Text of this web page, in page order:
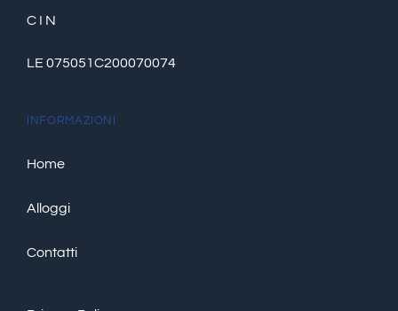
C I N
LE 075051C200070074
INFORMAZIONI
Home
Alloggi
Contatti